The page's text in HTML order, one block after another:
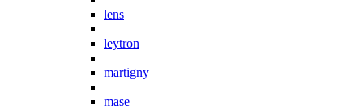
lens
leytron
martigny
mase